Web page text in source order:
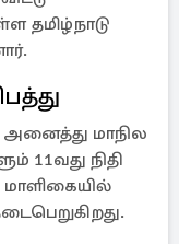
தமிழ்நாடு
மாநில
11வது நிதி